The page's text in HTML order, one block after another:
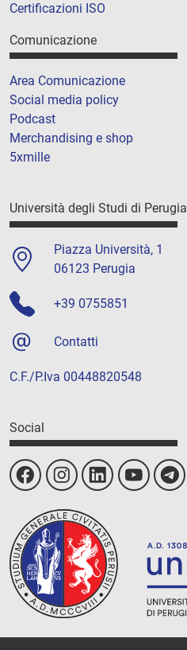
Certificazioni ISO
Comunicazione
Area Comunicazione
Social media policy
Podcast
Merchandising e shop
5xmille
Università degli Studi di Perugia
Piazza Università, 1
06123 Perugia
+39 0755851
Contatti
C.F./P.Iva 00448820548
Social